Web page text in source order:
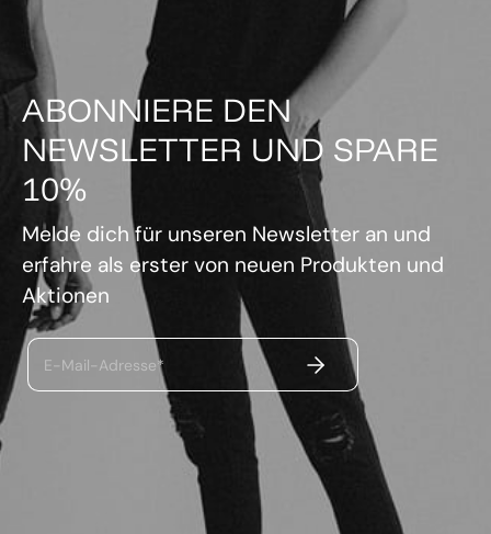
ABONNIERE DEN
NEWSLETTER UND SPARE
10%
Melde dich für unseren Newsletter an und
erfahre als erster von neuen Produkten und
Aktionen
E-Mail-Adresse* ABSENDEN